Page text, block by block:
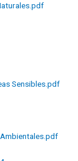
Sensibles.pdf